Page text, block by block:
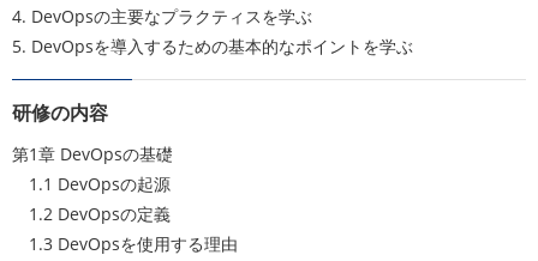
4. DevOpsの主要なプラクティスを学ぶ
5. DevOpsを導入するための基本的なポイントを学ぶ
研修の内容
第1章 DevOpsの基礎
1.1 DevOpsの起源
1.2 DevOpsの定義
1.3 DevOpsを使用する理由